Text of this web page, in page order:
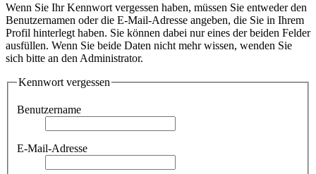
Wenn Sie Ihr Kennwort vergessen haben, müssen Sie entweder den
Benutzernamen oder die E-Mail-Adresse angeben, die Sie in Ihrem
Profil hinterlegt haben. Sie können dabei nur eines der beiden Felder
ausfüllen. Wenn Sie beide Daten nicht mehr wissen, wenden Sie
sich bitte an den Administrator.
Kennwort vergessen
Benutzername
E-Mail-Adresse